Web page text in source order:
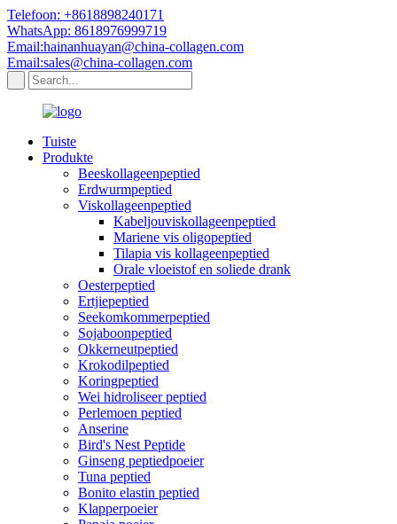
Telefoon: +8618898240171
WhatsApp: 8618976999719
Email:hainanhuayan@china-collagen.com
Email:sales@china-collagen.com
Tuiste
Produkte
Beeskollageenpeptied
Erdwurmpeptied
Viskollageenpeptied
Kabeljouviskollageenpeptied
Mariene vis oligopeptied
Tilapia vis kollageenpeptied
Orale vloeistof en soliede drank
Oesterpeptied
Ertjiepeptied
Seekomkommerpeptied
Sojaboonpeptied
Okkerneutpeptied
Krokodilpeptied
Koringpeptied
Wei hidroliseer peptied
Perlemoen peptied
Anserine
Bird's Nest Peptide
Ginseng peptiedpoeier
Tuna peptied
Bonito elastin peptied
Klapperpoeier